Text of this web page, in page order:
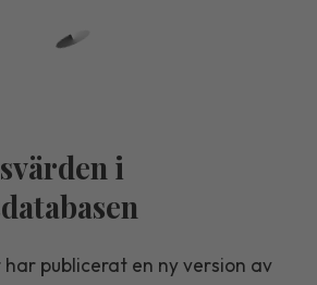
i
publicerat en ny version av